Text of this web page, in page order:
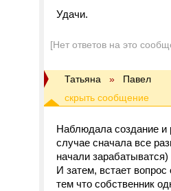
Удачи.
[Нет ответов на это
Татьяна » Павел
Наблюдала создание и
случае сначала все
начали
И затем, встает
тем что собственник